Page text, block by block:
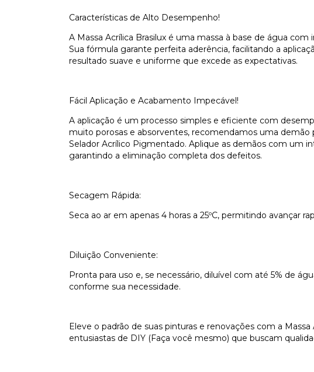
Características de Alto Desempenho!
A Massa Acrílica Brasilux é uma massa à base de água
Sua fórmula garante perfeita aderência, facilitando a
resultado suave e uniforme que excede as expectativas.
Fácil Aplicação e Acabamento Impecável!
A aplicação é um processo simples e eficiente com
muito porosas e absorventes, recomendamos uma demão
Selador Acrílico Pigmentado. Aplique as demãos com um
garantindo a eliminação completa dos defeitos.
Secagem Rápida:
Seca ao ar em apenas 4 horas a 25ºC, permitindo avançar
Diluição Conveniente:
Pronta para uso e, se necessário, diluível com até 5% de
conforme sua necessidade.
Eleve o padrão de suas pinturas e renovações com a
entusiastas de DIY (Faça você mesmo) que buscam